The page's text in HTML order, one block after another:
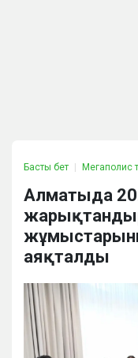
Басты бет Мегаполис
Алматыда
аяқталды